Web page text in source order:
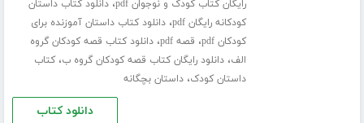
رایگان کتاب کودک و نوجوان pdf
،دانلود کتاب داستان
کودکانه رایگان pdf
،دانلود کتاب داستان آموزنده برای
کودکان pdf
، قصه pdf ،دانلود کتاب قصه کودکان گروه
الف،دانلود رایگان کتاب قصه کودکان گروه ب،کتاب
داستان کودک،داستان بچگانه
دانلود کتاب